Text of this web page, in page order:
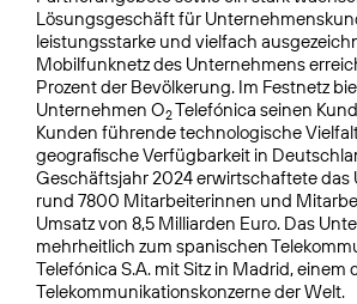
Lösungsgeschäft für
leistungsstarke und vielfach
Mobilfunknetz des Unternehmens
Prozent der Bevölkerung. Im Festnetz
Unternehmen O2Telefónica seinen
Kunden führende technologische
geografische Verfügbarkeit in
Geschäftsjahr 2024 erwirtschaftete das
rund 7800 Mitarbeiterinnen und
Umsatz von 8,5 Milliarden Euro. Das
mehrheitlich zum spanischen
Telefónica S.A. mit Sitz in Madrid, einem
Telekommunikationskonzerne der Welt.